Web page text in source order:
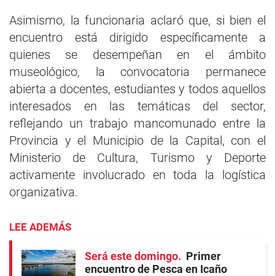
Asimismo, la funcionaria aclaró que, si bien el
encuentro está dirigido específicamente a
quienes se desempeñan en el ámbito
museológico, la convocatoria permanece
abierta a docentes, estudiantes y todos aquellos
interesados en las temáticas del sector,
reflejando un trabajo mancomunado entre la
Provincia y el Municipio de la Capital, con el
Ministerio de Cultura, Turismo y Deporte
activamente involucrado en toda la logística
organizativa.
LEE ADEMÁS
Será este domingo
Primer
encuentro de Pesca en Icaño